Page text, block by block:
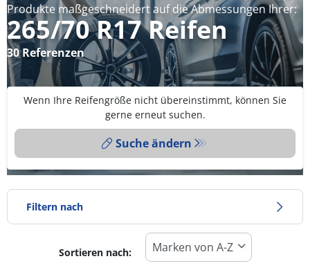
Produkte maßgeschneidert auf die Abmessungen Ihrer:
265/70 R17 Reifen
30 Referenzen
Wenn Ihre Reifengröße nicht übereinstimmt, können Sie
gerne erneut suchen.
Suche ändern
Filtern nach
ReifentypSortieren nach: